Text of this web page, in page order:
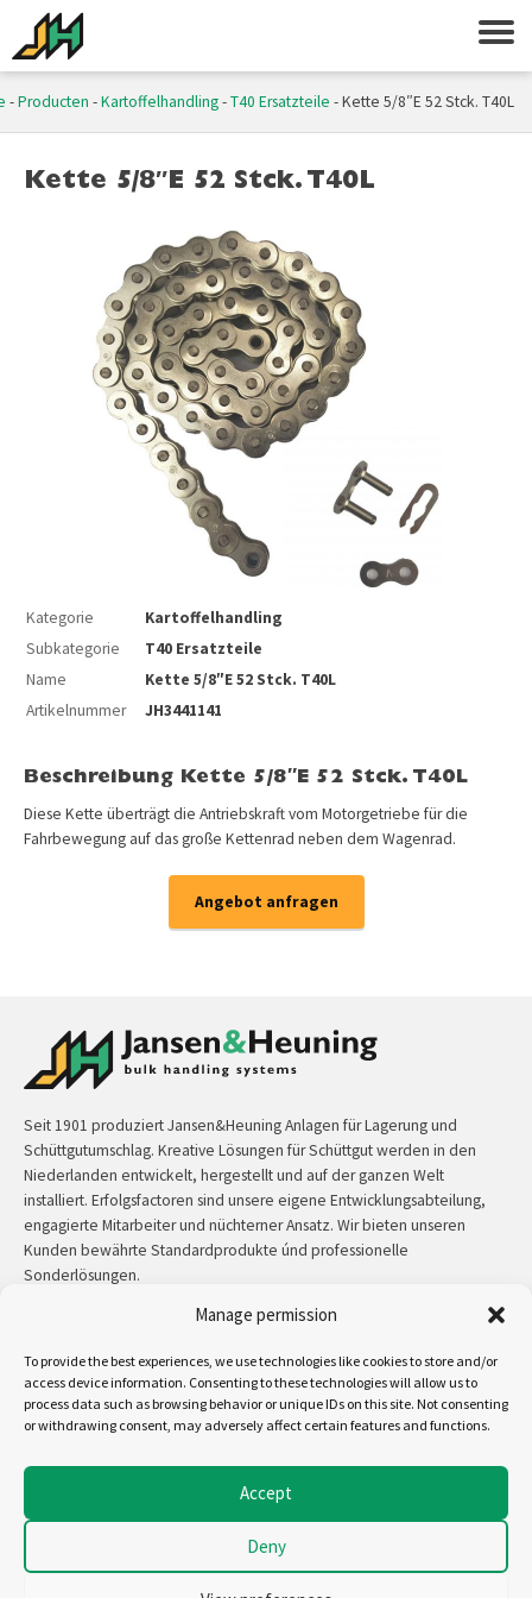
Manage permission
To provide the best experiences, we use technologies like cookies to store and/or
access device information. Consenting to these technologies will allow us to
process data such as browsing behavior or unique IDs on this site. Not consenting
or withdrawing consent, may adversely affect certain features and functions.
Accept
Deny
-Producten -Kartoffelhandling-T40 Ersatzteile -Kette 5/8″E 52 Stck. T40L
Kette 5/8″E 52 Stck. T40L
Kategorie
Kartoffelhandling
Subkategorie
T40 Ersatzteile
Name
Kette 5/8″E 52 Stck. T40L
Artikelnummer
JH3441141
Beschreibung Kette 5/8″E 52 Stck. T40L
Diese Kette überträgt die Antriebskraft vom Motorgetriebe für die
Fahrbewegung auf das große Kettenrad neben dem Wagenrad.
Angebot anfragen
Seit 1901 produziert Jansen&Heuning Anlagen für Lagerung und
Schüttgutumschlag. Kreative Lösungen für Schüttgut werden in den
Niederlanden entwickelt, hergestellt und auf der ganzen Welt
installiert. Erfolgsfactoren sind unsere eigene Entwicklungsabteilung,
engagierte Mitarbeiter und nüchterner Ansatz. Wir bieten unseren
Kunden bewährte Standardprodukte únd professionelle
Sonderlösungen.
+31 (0)50 3126 448/sales@jh.nl
mehr lesen
Copyright - Jansen&Heuning